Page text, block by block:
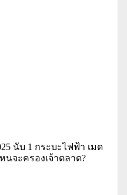
นับ 1 กระบะไฟฟ้า เมด
นจะครองเจ้าตลาด?